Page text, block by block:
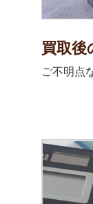
買取後
ご不明点